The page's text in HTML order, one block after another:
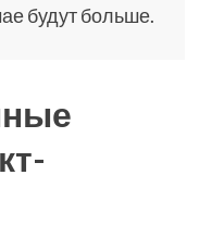
будут больше.